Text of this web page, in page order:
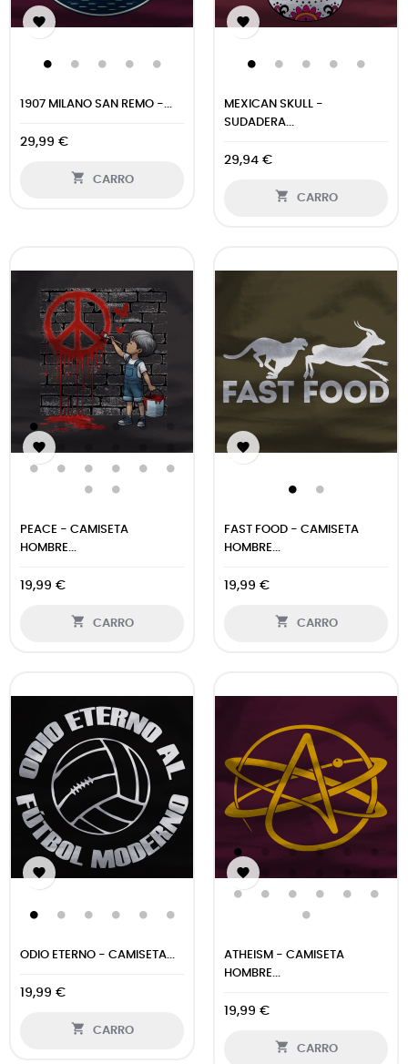

1907 MILANO SAN REMO -...
29,99 €
 CARRO

MEXICAN SKULL -
SUDADERA...
29,94 €
 CARRO

PEACE - CAMISETA
HOMBRE...
19,99 €
 CARRO

FAST FOOD - CAMISETA
HOMBRE...
19,99 €
 CARRO

ODIO ETERNO - CAMISETA...
19,99 €
 CARRO

ATHEISM - CAMISETA
HOMBRE...
19,99 €
 CARRO